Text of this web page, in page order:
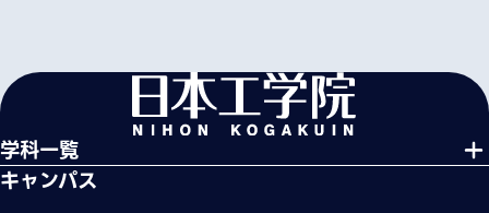
学科一覧
キャンパス